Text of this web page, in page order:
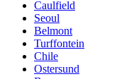
Caulfield
Seoul
Belmont
Turffontein
Chile
Ostersund